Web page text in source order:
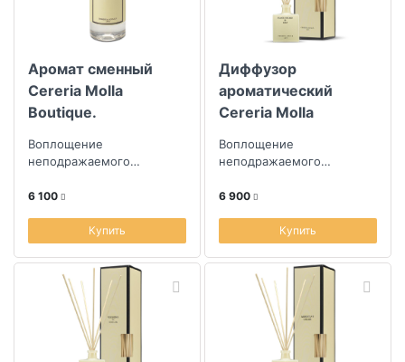
Аромат сменный
Cereria Molla
Boutique.
Воплощение
неподражаемого
из Испании
6 100
Купить
Диффузор
ароматический
Cereria Molla
орхидея и лилия
Воплощение
неподражаемого
из Испании
6 900
Купить